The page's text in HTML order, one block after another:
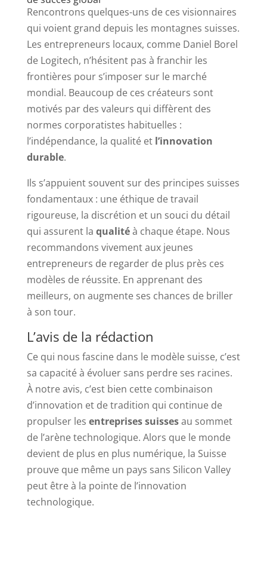
Rencontrons quelques-uns de ces visionnaires
qui voient grand depuis les montagnes suisses.
Les entrepreneurs locaux, comme Daniel Borel
de Logitech, n’hésitent pas à franchir les
frontières pour s’imposer sur le marché
mondial. Beaucoup de ces créateurs sont
motivés par des valeurs qui diffèrent des
normes corporatistes habituelles :
l’indépendance, la qualité et l’innovation
durable.
Ils s’appuient souvent sur des principes suisses
fondamentaux : une éthique de travail
rigoureuse, la discrétion et un souci du détail
qui assurent la qualitéà chaque étape. Nous
recommandons vivement aux jeunes
entrepreneurs de regarder de plus près ces
modèles de réussite. En apprenant des
meilleurs, on augmente ses chances de briller
à son tour.
L’avis de la rédaction
Ce qui nous fascine dans le modèle suisse, c’est
sa capacité à évoluer sans perdre ses racines.
À notre avis, c’est bien cette combinaison
d’innovation et de tradition qui continue de
propulser les entreprises suissesau sommet
de l’arène technologique. Alors que le monde
devient de plus en plus numérique, la Suisse
prouve que même un pays sans Silicon Valley
peut être à la pointe de l’innovation
technologique.⠀⠀